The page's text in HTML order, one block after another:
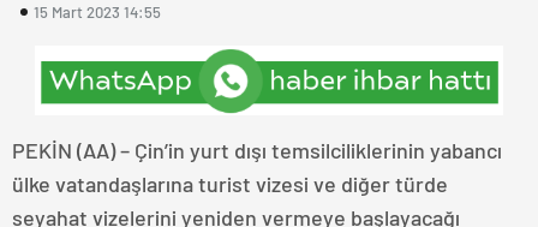
15 Mart 2023 14:55
PEKİN (AA) – Çin’in yurt dışı temsilciliklerinin yabancı
ülke vatandaşlarına turist vizesi ve diğer türde
seyahat vizelerini yeniden vermeye başlayacağı